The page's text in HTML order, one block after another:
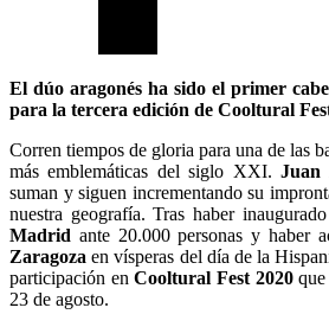
El dúo aragonés ha sido el primer
para la tercera edición de Cooltural
Corren tiempos de gloria para una de las
más emblemáticas del siglo XXI.Juan
suman y siguen incrementando su
nuestra geografía. Tras haber
Madrid ante 20.000 personas y haber
Zaragoza en vísperas del día de la
participación en Cooltural Fest 2020
23 de agosto.